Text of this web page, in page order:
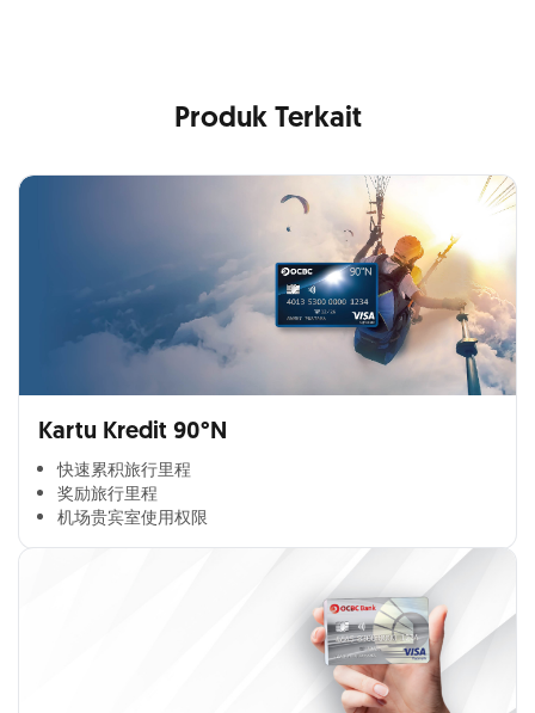
Produk Terkait
Kartu Kredit 90°N
快速累积旅行里程​
奖励旅行里程​
机场贵宾室使用权限​